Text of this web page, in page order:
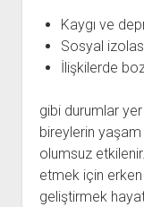
Kaygı ve
Sosyal
İlişkilerde
gibi durumlar yer
bireylerin
olumsuz
etmek için
geliştirmek